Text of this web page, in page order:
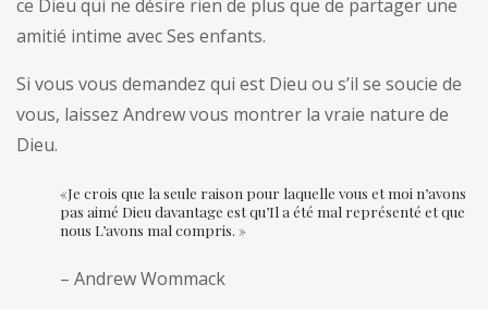
ce Dieu qui ne désire rien de plus que de partager une
amitié intime avec Ses enfants.
Si vous vous demandez qui est Dieu ou s’il se soucie de
vous, laissez Andrew vous montrer la vraie nature de
Dieu.
«Je crois que la seule raison pour laquelle vous et moi n’avons
pas aimé Dieu davantage est qu’Il a été mal représenté et que
nous L’avons mal compris. »
– Andrew Wommack